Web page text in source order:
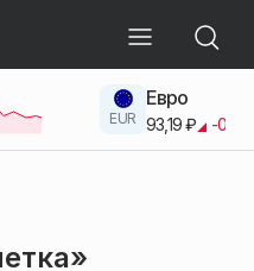
EUR
Евро
93,19 ₽ -0.42